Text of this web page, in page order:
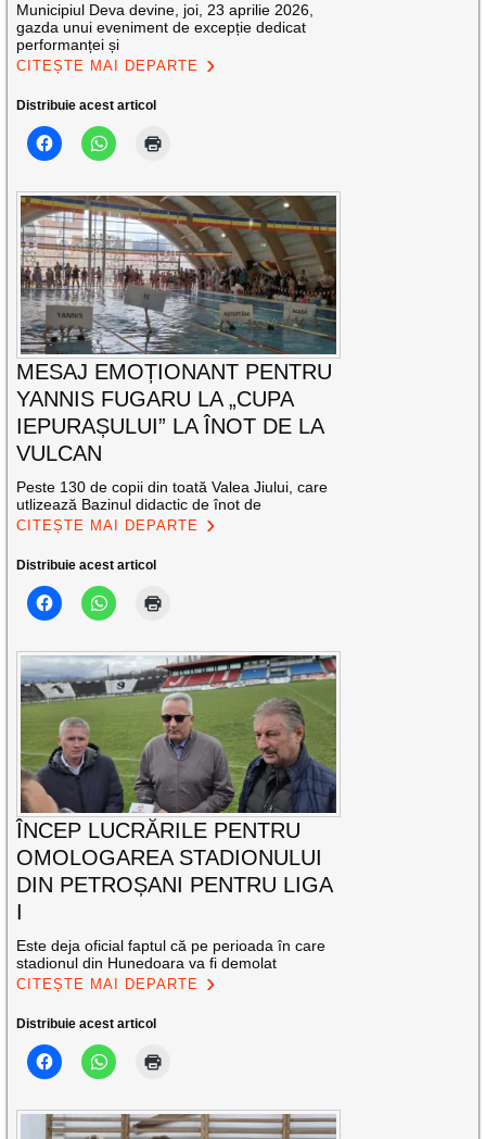
Municipiul Deva devine, joi, 23 aprilie 2026,
gazda unui eveniment de excepție dedicat
performanței și
CITEȘTE MAI DEPARTE
Distribuie acest articol
MESAJ EMOȚIONANT PENTRU
YANNIS FUGARU LA „CUPA
IEPURAȘULUI” LA ÎNOT DE LA
VULCAN
Peste 130 de copii din toată Valea Jiului, care
utlizează Bazinul didactic de înot de
CITEȘTE MAI DEPARTE
Distribuie acest articol
ÎNCEP LUCRĂRILE PENTRU
OMOLOGAREA STADIONULUI
DIN PETROȘANI PENTRU LIGA
I
Este deja oficial faptul că pe perioada în care
stadionul din Hunedoara va fi demolat
CITEȘTE MAI DEPARTE
Distribuie acest articol